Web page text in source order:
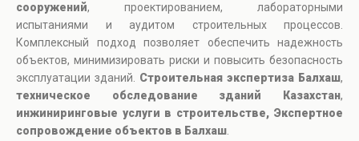
сооружений, проектированием, лабораторными
испытаниями и аудитом строительных процессов.
Комплексный подход позволяет обеспечить надежность
объектов, минимизировать риски и повысить безопасность
эксплуатации зданий. Строительная экспертиза Балхаш,
техническое обследование зданий Казахстан,
инжиниринговые услуги в строительстве, Экспертное
сопровождение объектов в Балхаш